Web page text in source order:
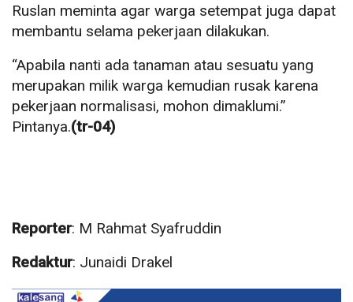
Ruslan meminta agar warga setempat juga dapat
membantu selama pekerjaan dilakukan.
“Apabila nanti ada tanaman atau sesuatu yang
merupakan milik warga kemudian rusak karena
pekerjaan normalisasi, mohon dimaklumi.”
Pintanya.(tr-04)
Reporter: M Rahmat Syafruddin
Redaktur: Junaidi Drakel